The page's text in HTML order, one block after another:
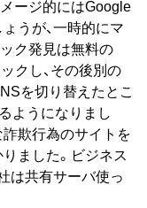
ージ的にはGoogle
うが、一時的にマ
ク発見は無料の
クし、その後別の
を切り替えたとこ
ようになりまし
欺行為のサイトを
ました。ビジネス
は共有サーバ使っ